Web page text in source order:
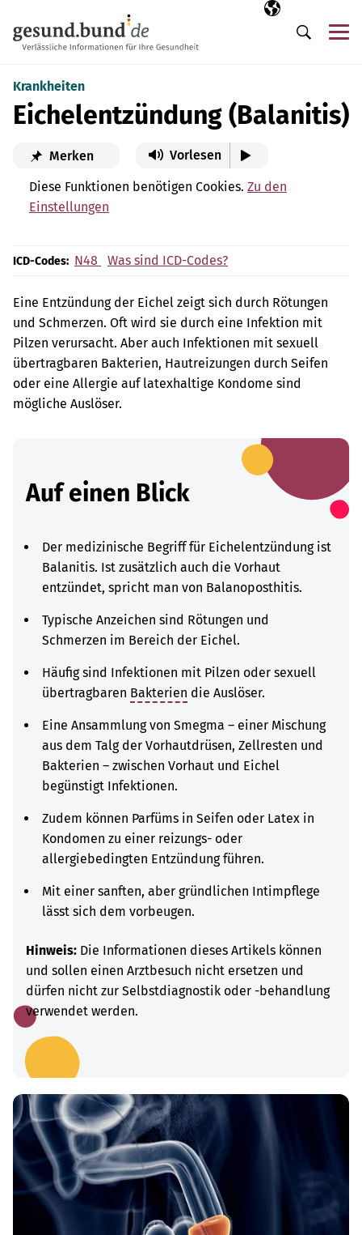
Ausgewählte
DE
Suche
Krankheiten
Eichelentzündung (Balanitis)
Merken Vorlesen
Diese Funktionen benötigen Cookies. Zu den
Einstellungen
ICD-Codes: N48 Was sind ICD-Codes?
Eine Entzündung der Eichel zeigt sich durch Rötungen
und Schmerzen. Oft wird sie durch eine Infektion mit
Pilzen verursacht. Aber auch Infektionen mit sexuell
übertragbaren Bakterien, Hautreizungen durch Seifen
oder eine Allergie auf latexhaltige Kondome sind
mögliche Auslöser.
Auf einen Blick
Der medizinische Begriff für Eichelentzündung ist
Balanitis. Ist zusätzlich auch die Vorhaut
entzündet, spricht man von Balanoposthitis.
Typische Anzeichen sind Rötungen und
Schmerzen im Bereich der Eichel.
Häufig sind Infektionen mit Pilzen oder sexuell
übertragbaren Bakterien die Auslöser.
Eine Ansammlung von Smegma – einer Mischung
aus dem Talg der Vorhautdrüsen, Zellresten und
Bakterien – zwischen Vorhaut und Eichel
begünstigt Infektionen.
Zudem können Parfüms in Seifen oder Latex in
Kondomen zu einer reizungs- oder
allergiebedingten Entzündung führen.
Mit einer sanften, aber gründlichen Intimpflege
lässt sich dem vorbeugen.
Hinweis: Die Informationen dieses Artikels können
und sollen einen Arztbesuch nicht ersetzen und
dürfen nicht zur Selbstdiagnostik oder -behandlung
verwendet werden.